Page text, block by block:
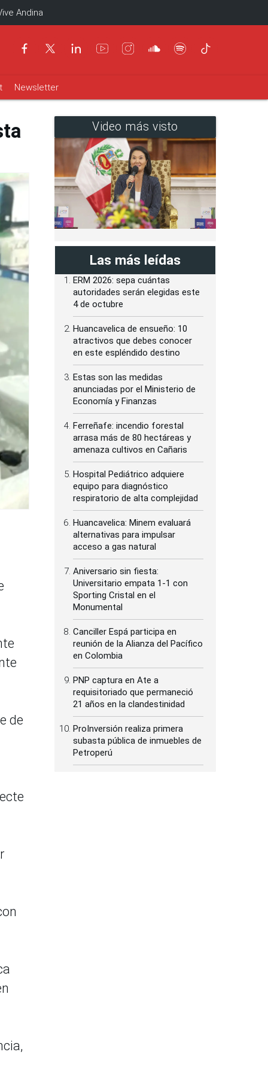
Andina
Newsletter
de
Video más visto
Las más leídas
ERM 2026: sepa cuántas
autoridades serán elegidas este
4 de octubre
Huancavelica de ensueño: 10
atractivos que debes conocer
en este espléndido destino
Estas son las medidas
anunciadas por el Ministerio de
Economía y Finanzas
Ferreñafe: incendio forestal
arrasa más de 80 hectáreas y
amenaza cultivos en Cañaris
Hospital Pediátrico adquiere
equipo para diagnóstico
respiratorio de alta complejidad
Huancavelica: Minem evaluará
alternativas para impulsar
acceso a gas natural
Aniversario sin fiesta:
Universitario empata 1-1 con
Sporting Cristal en el
Monumental
Canciller Espá participa en
reunión de la Alianza del Pacífico
en Colombia
PNP captura en Ate a
requisitoriado que permaneció
21 años en la clandestinidad
ProInversión realiza primera
subasta pública de inmuebles de
Petroperú